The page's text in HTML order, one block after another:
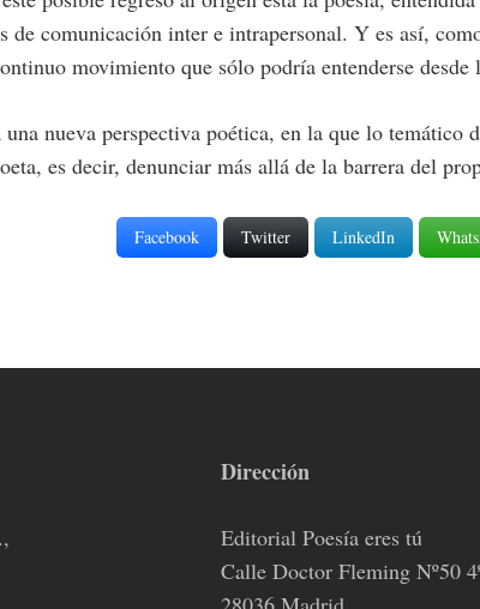
de comunicación inter e intrapersonal. Y es así,
movimiento que sólo podría entenderse
nueva perspectiva poética, en la que lo
es decir, denunciar más allá de la barrera del
Facebook Twitter LinkedIn
Dirección
Editorial Poesía eres tú
Calle Doctor Fleming Nº50